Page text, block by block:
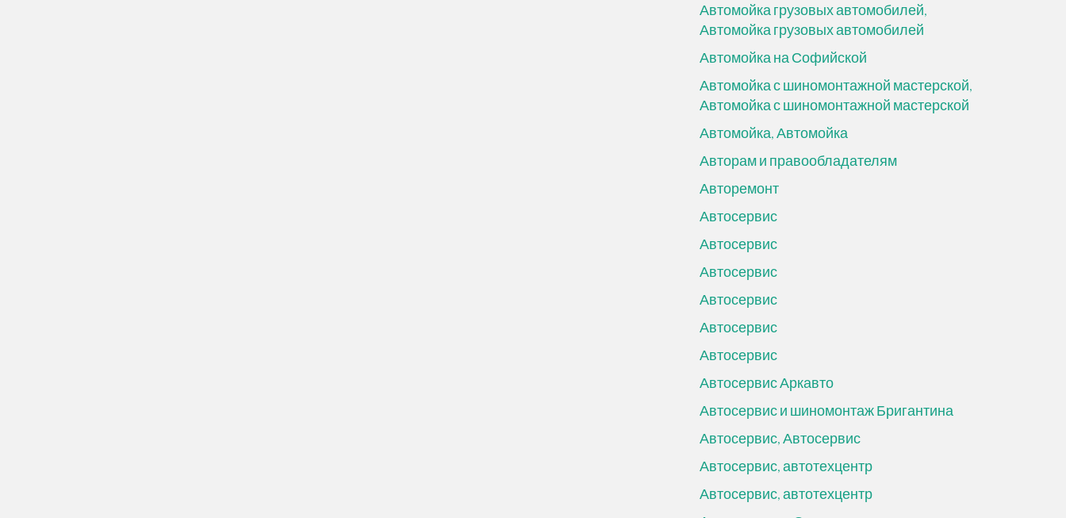
Автомойка грузовых автомобилей,
Автомойка грузовых автомобилей
Автомойка на Софийской
Автомойка с шиномонтажной мастерской,
Автомойка с шиномонтажной мастерской
Автомойка, Автомойка
Авторам и правообладателям
Авторемонт
Автосервис
Автосервис
Автосервис
Автосервис
Автосервис
Автосервис
Автосервис Аркавто
Автосервис и шиномонтаж Бригантина
Автосервис, Автосервис
Автосервис, автотехцентр
Автосервис, автотехцентр